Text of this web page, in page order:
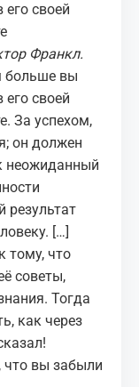
его своей
Франкл.
больше вы
его своей
За успехом,
он должен
неожиданный
результат
[…]
тому, что
советы,
Тогда
как через
что вы забыли